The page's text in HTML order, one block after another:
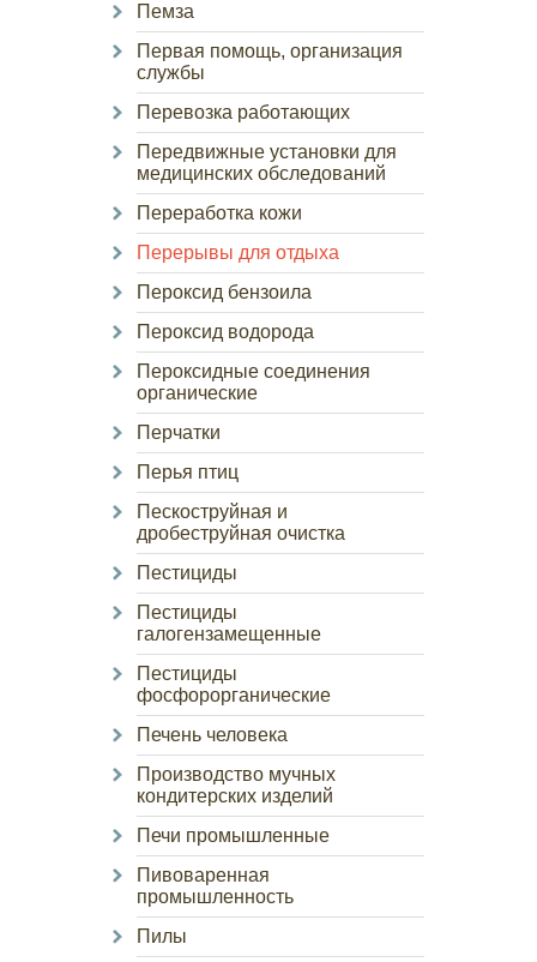
Пемза
Первая помощь, организация
службы
Перевозка работающих
Передвижные установки для
медицинских обследований
Переработка кожи
Перерывы для отдыха
Пероксид бензоила
Пероксид водорода
Пероксидные соединения
органические
Перчатки
Перья птиц
Пескоструйная и
дробеструйная очистка
Пестициды
Пестициды
галогензамещенные
Пестициды
фосфорорганические
Печень человека
Производство мучных
кондитерских изделий
Печи промышленные
Пивоваренная
промышленность
Пилы